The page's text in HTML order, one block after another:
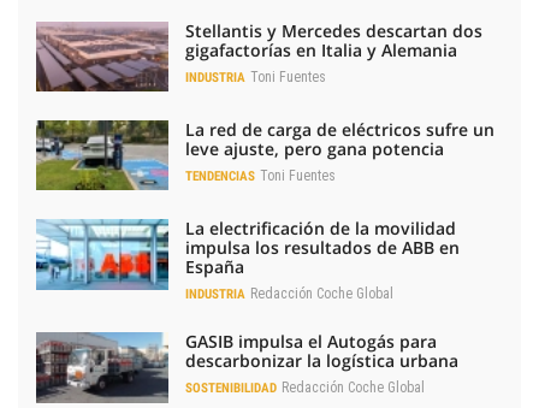
Stellantis y Mercedes descartan dos
gigafactorías en Italia y Alemania
INDUSTRIA Toni Fuentes
La red de carga de eléctricos sufre un
leve ajuste, pero gana potencia
TENDENCIAS Toni Fuentes
La electrificación de la movilidad
impulsa los resultados de ABB en
España
INDUSTRIA Redacción Coche Global
GASIB impulsa el Autogás para
descarbonizar la logística urbana
SOSTENIBILIDAD Redacción Coche Global